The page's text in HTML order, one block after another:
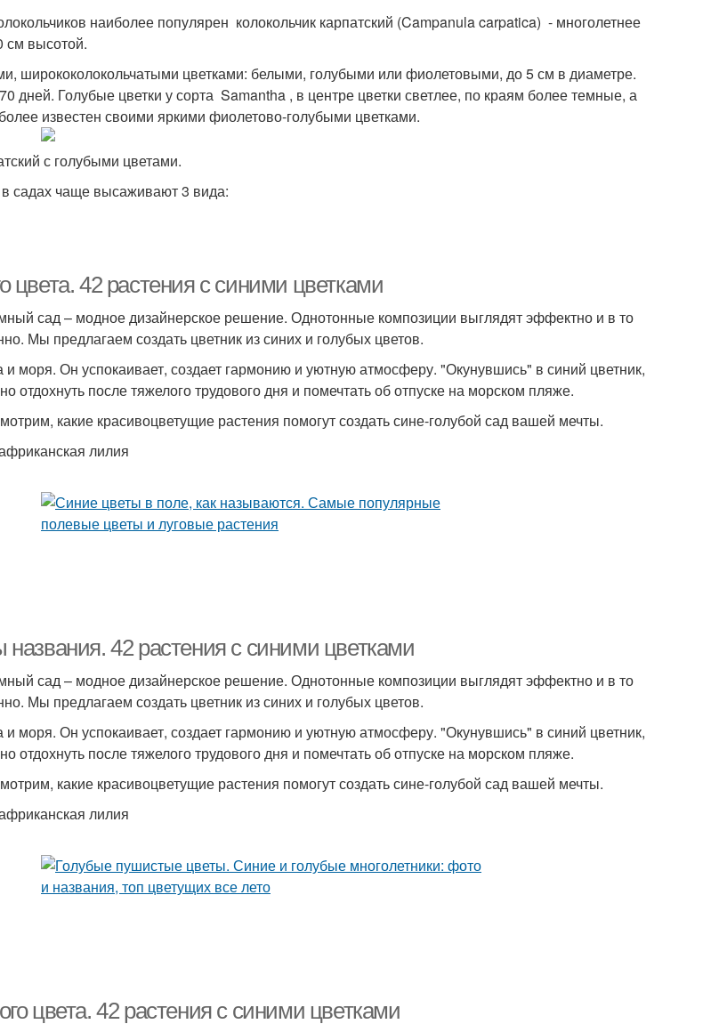
наиболее популярен колокольчик карпатский (Campanula carpatica) - многолетнее
см высотой.
ширококолокольчатыми цветками: белыми, голубыми или фиолетовыми, до 5 см в диаметре.
дней. Голубые цветки у сорта Samantha , в центре цветки светлее, по краям более темные, а
известен своими яркими фиолетово-голубыми цветками.
с голубыми цветами.
садах чаще высаживают 3 вида:
цвета. 42 растения с синими цветками
сад – модное дизайнерское решение. Однотонные композиции выглядят эффектно и в то
Мы предлагаем создать цветник из синих и голубых цветов.
моря. Он успокаивает, создает гармонию и уютную атмосферу. "Окунувшись" в синий цветник,
отдохнуть после тяжелого трудового дня и помечтать об отпуске на морском пляже.
какие красивоцветущие растения помогут создать сине-голубой сад вашей мечты.
лилия
42 растения с синими цветками
сад – модное дизайнерское решение. Однотонные композиции выглядят эффектно и в то
Мы предлагаем создать цветник из синих и голубых цветов.
моря. Он успокаивает, создает гармонию и уютную атмосферу. "Окунувшись" в синий цветник,
отдохнуть после тяжелого трудового дня и помечтать об отпуске на морском пляже.
какие красивоцветущие растения помогут создать сине-голубой сад вашей мечты.
лилия
цвета. 42 растения с синими цветками